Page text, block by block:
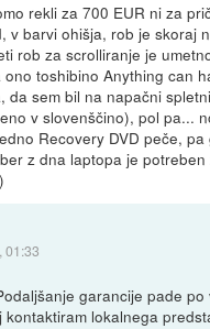
rekli za 700 EUR ni za
v barvi ohišja, rob je skoraj
rob za scrolliranje je
toshibino Anything can
da sem bil na napačni
v slovenščino), pol pa...
Recovery DVD peče, pa
z dna laptopa je potreben
01:33
garancije pade po
lokalnega